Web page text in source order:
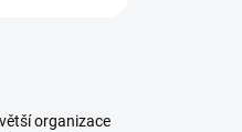
organizace